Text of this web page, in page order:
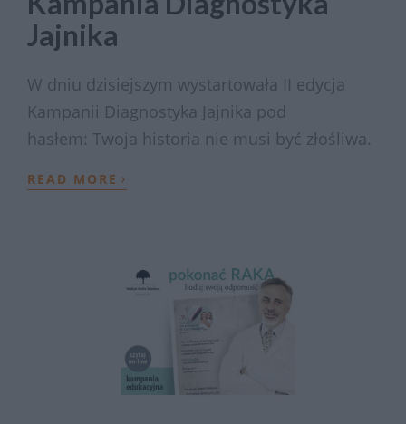
Jajnika
W dniu dzisiejszym wystartowała II edycja
Kampanii Diagnostyka Jajnika pod
hasłem: Twoja historia nie musi być złośliwa.
READ MORE ›